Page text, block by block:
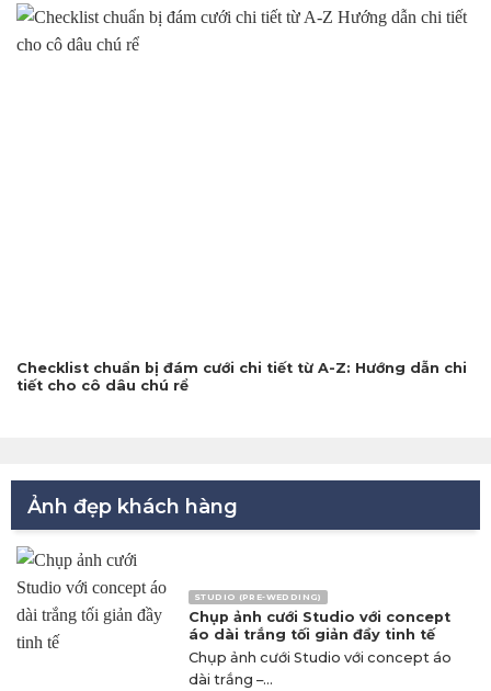
Checklist chuẩn bị đám cưới chi tiết từ A-Z: Hướng dẫn chi
tiết cho cô dâu chú rể
Ảnh đẹp khách hàng
STUDIO (PRE-WEDDING)
Chụp ảnh cưới Studio với concept
áo dài trắng tối giản đầy tinh tế
Chụp ảnh cưới Studio với concept áo
dài trắng –...